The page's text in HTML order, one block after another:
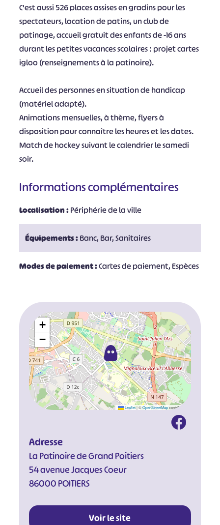
C'est aussi 526 places assises en gradins pour les
spectateurs, location de patins, un club de
patinage, accueil gratuit des enfants de -16 ans
durant les petites vacances scolaires : projet cartes
igloo (renseignements à la patinoire).
Accueil des personnes en situation de handicap
(matériel adapté).
Animations mensuelles, à thème, flyers à
disposition pour connaître les heures et les dates.
Match de hockey suivant le calendrier le samedi
soir.
Informations complémentaires
Localisation :Périphérie de la ville
Équipements :Banc, Bar, Sanitaires
Modes de paiement :Cartes de paiement, Espèces
+
−
Leaflet |©OpenStreetMapcontributors
Adresse
La Patinoire de Grand Poitiers
54 avenue Jacques Coeur
86000 POITIERS
Voir le site